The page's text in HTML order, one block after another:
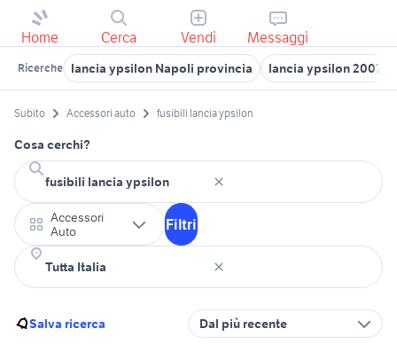
Home Cerca Vendi Messaggi
Ricerche lancia ypsilon Napoli provincia lancia ypsilon 2007
Subito Accessori auto fusibili lancia ypsilon
Cosa cerchi?
Accessori
Auto
Filtri
Salva ricerca Dal più recente